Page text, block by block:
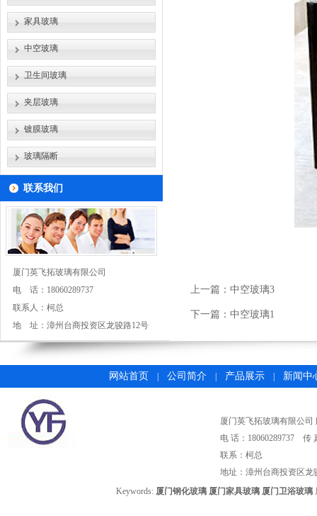
家具玻璃
中空玻璃
卫生间玻璃
夹层玻璃
镀膜玻璃
玻璃隔断
联系我们
厦门英飞拓玻璃有限公司
电 话： 18060289737
联系人：柯总
地 址：漳州台商投资区龙骏路12号
上一篇： 中空玻璃3
下一篇： 中空玻璃1
网站首页 公司简介| 产品展示| 新闻中
厦门英飞拓玻璃有限公司
电 话：18060289737 传
联系：柯总
地址：漳州台商投资区龙
Keywords: 厦门钢化玻璃 厦门家具玻璃 厦门卫浴玻璃